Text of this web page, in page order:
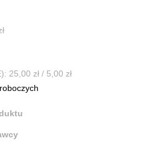
25,00 zł / 5,00 zł